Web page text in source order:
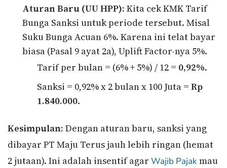
Aturan Baru (UU HPP): Kita cek KMK Tarif
Bunga Sanksi untuk periode tersebut. Misal
Suku Bunga Acuan 6%. Karena ini telat bayar
biasa (Pasal 9 ayat 2a), Uplift Factor-nya 5%.
Tarif per bulan = (6% + 5%) / 12 = 0,92%.
Sanksi = 0,92% x 2 bulan x 100 Juta = Rp
1.840.000.
Kesimpulan: Dengan aturan baru, sanksi yang
dibayar PT Maju Terus jauh lebih ringan (hemat
2 jutaan). Ini adalah insentif agar Wajib Pajakmau